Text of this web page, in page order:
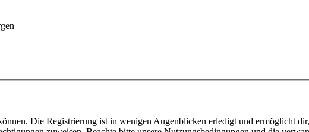
Die Registrierung ist in wenigen Augenblicken erledigt und ermöglicht